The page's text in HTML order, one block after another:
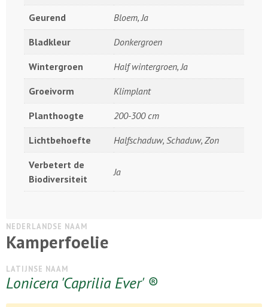
Geurend Bloem, Ja
Bladkleur Donkergroen
Wintergroen Half wintergroen, Ja
Groeivorm Klimplant
Planthoogte 200-300 cm
Lichtbehoefte Halfschaduw, Schaduw, Zon
Verbetert de
Biodiversiteit
Ja
NEDERLANDSE NAAM
Kamperfoelie
LATIJNSE NAAM
Lonicera 'Caprilia Ever' ®